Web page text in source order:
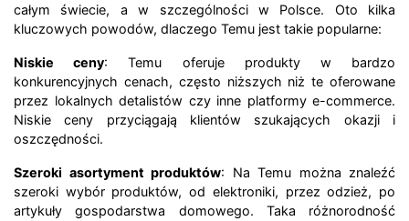
całym świecie, a w szczególności w Polsce. Oto kilka
kluczowych powodów, dlaczego Temu jest takie popularne:
Niskie ceny: Temu oferuje produkty w bardzo
konkurencyjnych cenach, często niższych niż te oferowane
przez lokalnych detalistów czy inne platformy e-commerce.
Niskie ceny przyciągają klientów szukających okazji i
oszczędności.
Szeroki asortyment produktów: Na Temu można znaleźć
szeroki wybór produktów, od elektroniki, przez odzież, po
artykuły gospodarstwa domowego. Taka różnorodność